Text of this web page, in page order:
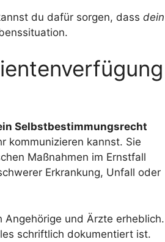
du dafür sorgen, dass dein
Selbstbestimmungsrecht
kommunizieren kannst. Sie
Maßnahmen im Ernstfall
Erkrankung, Unfall oder
und Ärzte erheblich.
schriftlich dokumentiert ist.